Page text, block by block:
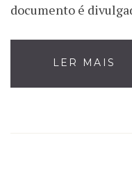
documento é
LER MAIS